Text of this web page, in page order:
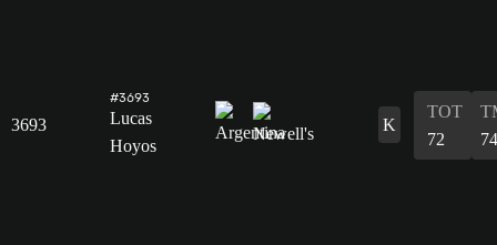
3693
#3693
Lucas
Hoyos
K
TOT
72
74